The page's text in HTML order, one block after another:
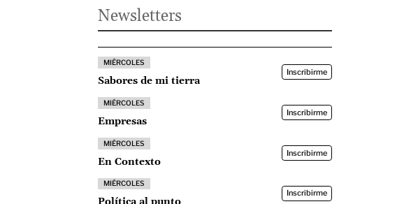
Newsletters
MIÉRCOLES
Sabores de mi tierra
Inscribirme
MIÉRCOLES
Empresas
Inscribirme
MIÉRCOLES
En Contexto
Inscribirme
MIÉRCOLES
Inscribirme